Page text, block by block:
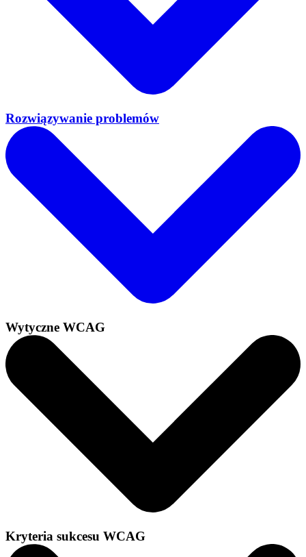
Rozwiązywanie problemów
Wytyczne WCAG
Kryteria sukcesu WCAG